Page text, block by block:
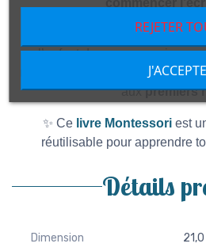
REJETER
J'ACCEPTE
Ce cahier pédagogique est
l’enfant dans ses premiers
, avant de passer aux
auxpremiers
✨ Ce livre Montessoriest
réutilisable pour apprendre
Détails
Dimension